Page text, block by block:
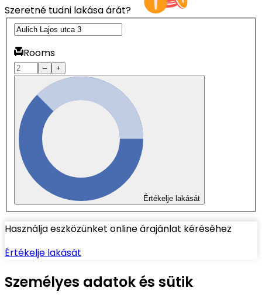
Szeretné tudni lakása árát?
Rooms
– +
Értékelje lakását
Használja eszközünket online árajánlat kéréséhez
Értékelje lakását
Személyes adatok és sütik